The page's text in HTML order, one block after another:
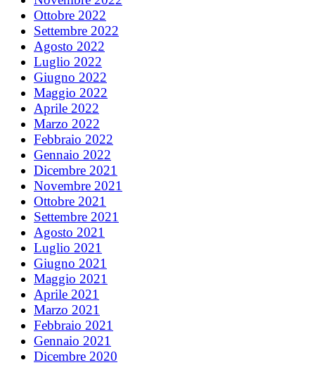
Ottobre 2022
Settembre 2022
Agosto 2022
Luglio 2022
Giugno 2022
Maggio 2022
Aprile 2022
Marzo 2022
Febbraio 2022
Gennaio 2022
Dicembre 2021
Novembre 2021
Ottobre 2021
Settembre 2021
Agosto 2021
Luglio 2021
Giugno 2021
Maggio 2021
Aprile 2021
Marzo 2021
Febbraio 2021
Gennaio 2021
Dicembre 2020